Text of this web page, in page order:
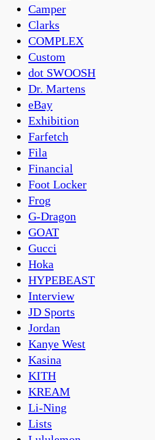
Camper
Clarks
COMPLEX
Custom
dot SWOOSH
Dr. Martens
eBay
Exhibition
Farfetch
Fila
Financial
Foot Locker
Frog
G-Dragon
GOAT
Gucci
Hoka
HYPEBEAST
Interview
JD Sports
Jordan
Kanye West
Kasina
KITH
KREAM
Li-Ning
Lists